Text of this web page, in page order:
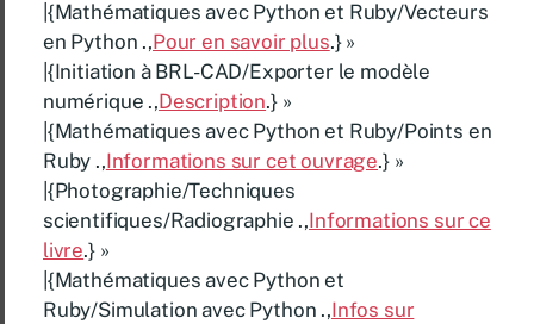
|{Mathématiques avec Python et Ruby/Vecteurs
en Python .,Pour en savoir plus.} »
|{Initiation à BRL-CAD/Exporter le modèle
numérique .,Description.} »
|{Mathématiques avec Python et Ruby/Points en
Ruby .,Informations sur cet ouvrage.} »
|{Photographie/Techniques
scientifiques/Radiographie .,Informations sur ce
livre.} »
|{Mathématiques avec Python et
Ruby/Simulation avec Python .,Infos sur